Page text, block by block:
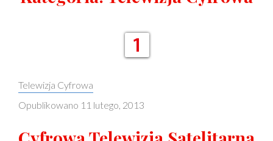
Categories:
Telewizja Cyfrowa
Opublikowano 11 lutego, 2013